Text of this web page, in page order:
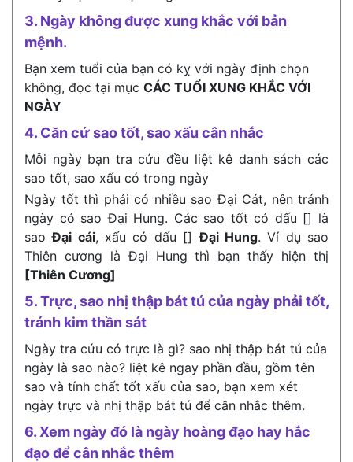
3. Ngày không được xung khắc với bản
mệnh.
Bạn xem tuổi của bạn có kỵ với ngày định chọn
không, đọc tại mục CÁC TUỔI XUNG KHẮC VỚI
NGÀY
4. Căn cứ sao tốt, sao xấu cân nhắc
Mỗi ngày bạn tra cứu đều liệt kê danh sách các
sao tốt, sao xấu có trong ngày
Ngày tốt thì phải có nhiều sao Đại Cát, nên tránh
ngày có sao Đại Hung. Các sao tốt có dấu [] là
saoĐại cái, xấu có dấu []Đại Hung. Ví dụ sao
Thiên cương là Đại Hung thì bạn thấy hiện thị
[Thiên Cương]
5. Trực, sao nhị thập bát tú của ngày phải tốt,
tránh kim thần sát
Ngày tra cứu có trực là gì? sao nhị thập bát tú của
ngày là sao nào? liệt kê ngay phần đầu, gồm tên
sao và tính chất tốt xấu của sao, bạn xem xét
ngày trực và nhị thập bát tú để cân nhắc thêm.
6. Xem ngày đó là ngày hoàng đạo hay hắc
đạo để cân nhắc thêm